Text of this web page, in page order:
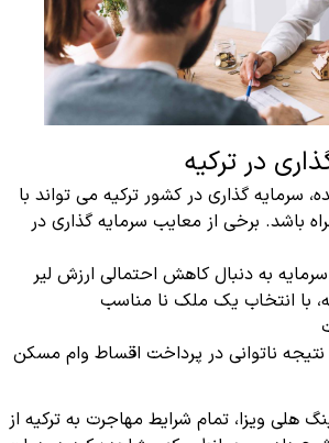
در ترکیه
سرمایه گذاری در کشور ترکیه می تواند با
باشد.‌ برخی از معایب سرمایه گذاری در
به دنبال کاهش احتمالی ارزش لیر
با انتخاب یک ملک نا مناسب
ناتوانی در پرداخت اقساط وام مسکن
هلی ویزا، تمام شرایط مهاجرت به ترکیه از